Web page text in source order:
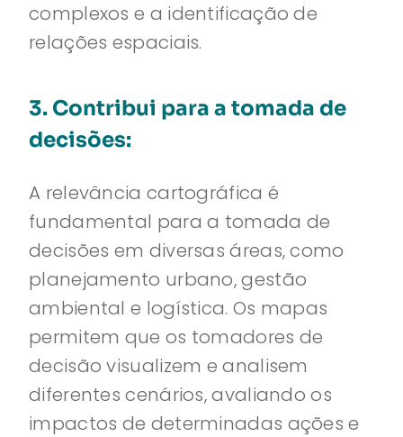
complexos e a identificação de
relações espaciais.
3. Contribui para a tomada de
decisões:
A relevância cartográfica é
fundamental para a tomada de
decisões em diversas áreas, como
planejamento urbano, gestão
ambiental e logística. Os mapas
permitem que os tomadores de
decisão visualizem e analisem
diferentes cenários, avaliando os
impactos de determinadas ações e